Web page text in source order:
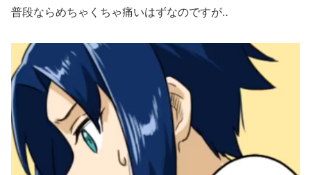
普段ならめちゃくちゃ痛いはずなのですが‥